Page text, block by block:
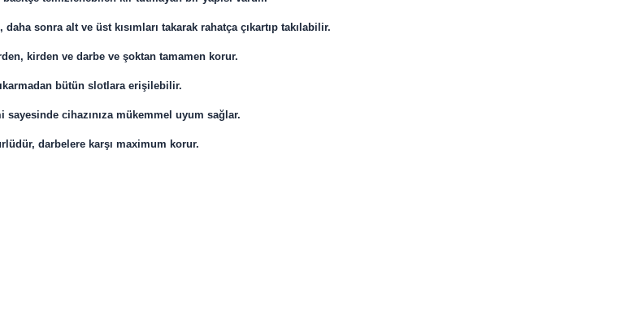
sonra alt ve üst kısımları takarak rahatça çıkartıp takılabilir.
kirden ve darbe ve şoktan tamamen korur.
bütün slotlara erişilebilir.
sayesinde cihazınıza mükemmel uyum sağlar.
darbelere karşı maximum korur.